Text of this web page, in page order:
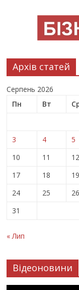
Архів статей
Серпень 2026
Пн
Вт
3
4 5
10
11 12
17
18 19
24
25 26
31
« Лип
Відеоновини